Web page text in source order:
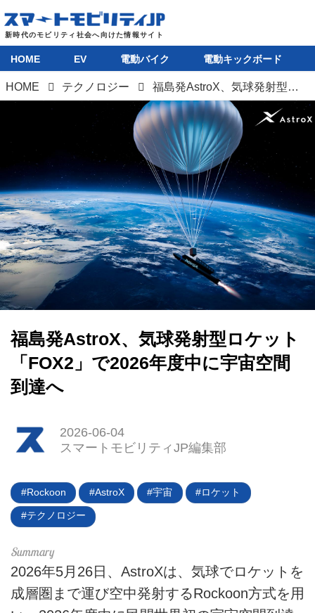
EV
電動バイク
HOME EV 電動バイク 電動キックボード
HOME テクノロジー 福島発AstroX、気球発射型ロケット「FOX2」で2026年度中に宇宙空間到達へ
福島発AstroX、気球発射型ロケット
「FOX2」で2026年度中に宇宙空間
到達へ
2026-06-04
スマートモビリティJP編集部
Rockoon AstroX 宇宙 ロケット
テクノロジー
2026年5月26日、AstroXは、気球でロケットを
成層圏まで運び空中発射するRockoon方式を用